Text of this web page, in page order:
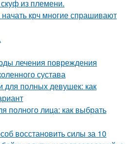
из племени.
крч многие спрашивают
лечения повреждения
сустава
для полных девушек: как
полного лица: как выбрать
восстановить силы за 10